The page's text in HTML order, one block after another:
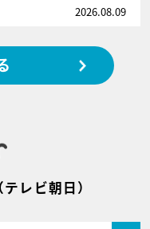
2026.08.09
（テレビ朝日）